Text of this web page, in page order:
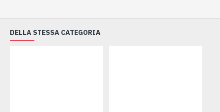
DELLA STESSA CATEGORIA